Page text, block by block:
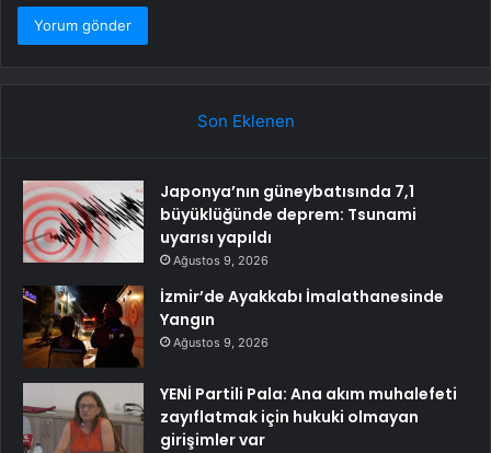
Son Eklenen
Japonya’nın güneybatısında 7,1
büyüklüğünde deprem: Tsunami
uyarısı yapıldı
Ağustos 9, 2026
İzmir’de Ayakkabı İmalathanesinde
Yangın
Ağustos 9, 2026
YENİ Partili Pala: Ana akım muhalefeti
zayıflatmak için hukuki olmayan
girişimler var